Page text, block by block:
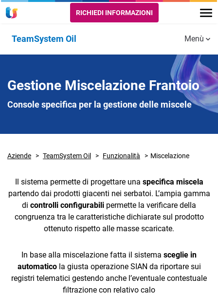
RICHIEDI INFORMAZIONI
TeamSystem Oil
FISCALE
Registri
(SIAN)
CONOE
PROCESSI
olive
Molitura
Miscelazione
OLEIFICIO -
GESTIONE
COOPERATIVE
amministrativa
MODULI
CRM
Business
INDUSTRY 4.0
con sistemi
produttivi
INTEGRAZIONI
Hospitality
TeamSystem
Menù
Gestione Miscelazione Frantoio
Console specifica per la gestione delle miscele
Aziende TeamSystem Oil Funzionalità Miscelazione
Il sistema permette di progettare una specifica miscela
partendo dai prodotti giacenti nei serbatoi. L’ampia gamma
di controlli configurabili permette la verificare della
congruenza tra le caratteristiche dichiarate sul prodotto
ottenuto rispetto alle masse scaricate.
In base alla miscelazione fatta il sistema sceglie in
automaticola giusta operazione SIAN da riportare sui
registri telematici gestendo anche l’eventuale contestuale
filtrazione con relativo calo